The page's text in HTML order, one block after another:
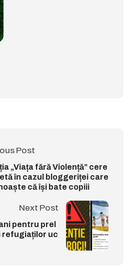
Post
„Viața fără Violență” cere
în cazul bloggeriței care
că își bate copiii
Next Post
pentru prel
refugiaților uc